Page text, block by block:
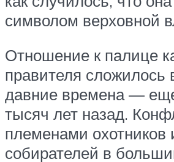
символом верховной
Отношение к палице
правителя сложилось
давние времена —
тысяч лет назад.
племенами охотников
собирателей в